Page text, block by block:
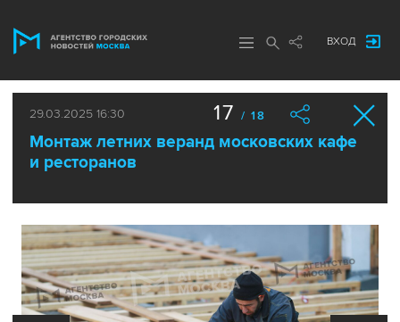
ВХОД
29.03.2025 16:30
Монтаж летних веранд московских кафе
и ресторанов
17 / 18